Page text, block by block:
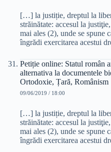
[…] la justiție, dreptul la
străinătate: accesul la
mai ales (2), unde se spune
îngrădi exercitarea acestui
Petiție online: Statul român
alternativa la documentele
Ortodoxie, Țară, Românism
09/06/2019 / 18:00
[…] la justiție, dreptul la
străinătate: accesul la
mai ales (2), unde se spune
îngrădi exercitarea acestui